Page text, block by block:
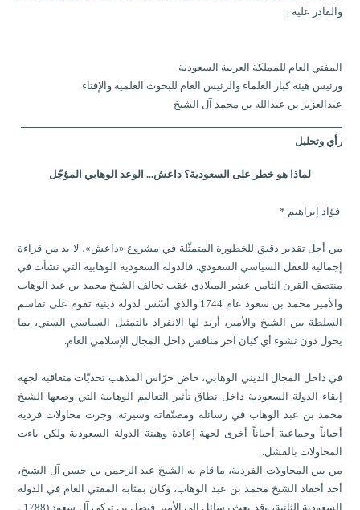
والقادر عليه .
المفتي العام للمملكة العربية السعودية
ورئيس هيئة كبار العلماء والرئيس العام للبحوث العلمية والإفتاء
عبدالعزيز بن عبدالله بن محمد آل الشيخ
رأي وتحليل
لماذا هو خطر على السعودية؟ داعش... الوعد الوهابي المؤجّل
فؤاد إبراهيم *
من أجل تقدير دقيق للخطورة المتمثّلة في مشروع «داعش»، لا بد من قراءة
إجمالية للعقل السياسي السعودي. فالدولة السعودية الوهابية التي نشأت في
منتصف القرن الثامن عشر الميلادي عقب تحالف الشيخ محمد بن عبد الوهاب
والأمير محمد بن سعود عام 1744 والذي أسّس لدولة دينية تقوم على تقاسم
السلطة بين الشيخ والأمير، أريد لها الانفراد بالتمثيل السياسي السني، بما
يحول دون نشوء أي كيان آخر منافس داخل المجال الإسلامي العام.
في داخل المجال الديني الوهابي، خاض حرّاس المذهب تحديّات متعاقبة لجهة
إبقاء الدولة السعودية داخل نطاق تأثير التعاليم الوهابية التي وضعها الشيخ
محمد بن عبد الوهاب في رسائله ومصنّفاته وسيرته. وجرت محاولات فردية
أحياناً وجماعية أحياناً أخرى لجهة إعادة وهبنة الدولة السعودية ولكن باءت
المحاولات بالفشل.
من بين المحاولات الفردية، ما قام به الشيخ عبد الرحمن بن حسن آل الشيخ،
أحد أحفاد الشيخ محمد بن عبد الوهاب، وكان بمثابة المفتي العام في الدولة
السعودية الثانية، وقد بعث رسائل الى الأمير فيصل بن تركي آل سعود (1788 ـ